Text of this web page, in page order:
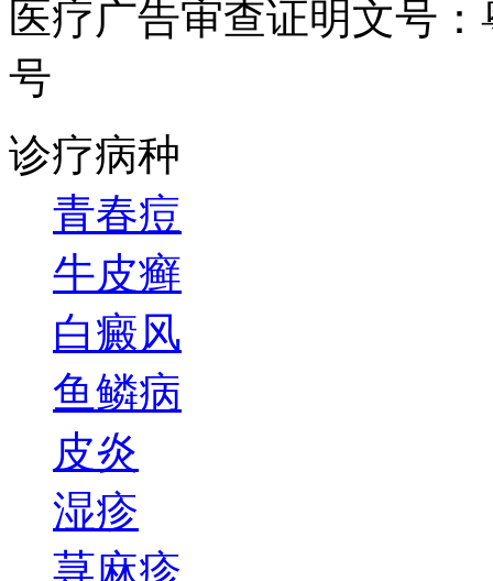
医疗广告审查证明文号
号
诊疗病种
青春痘
牛皮癣
白癜风
鱼鳞病
皮炎
湿疹
荨麻疹